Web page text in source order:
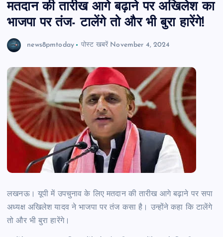
मतदान की तारीख आगे बढ़ाने पर अखिलेश का
भाजपा पर तंज- टालेंगे तो और भी बुरा हारेंगे!
news8pmtoday पोस्ट खबरें November 4, 2024
लखनऊ। यूपी में उपचुनाव के लिए मतदान की तारीख आगे बढ़ाने पर सपा
अध्यक्ष अखिलेश यादव ने भाजपा पर तंज कसा है। उन्होंने कहा कि टालेंगे
तो और भी बुरा हारेंगे।